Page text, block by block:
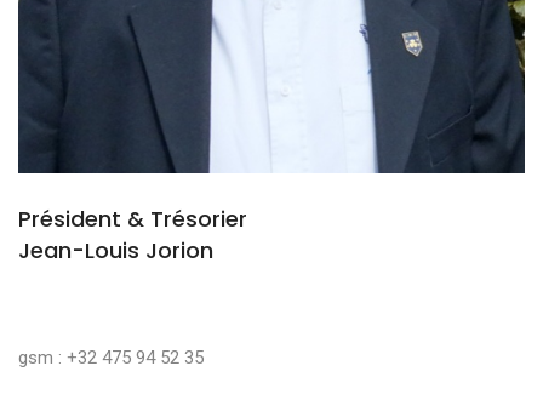
Président & Trésorier
Jean-Louis Jorion
gsm : +32 475 94 52 35